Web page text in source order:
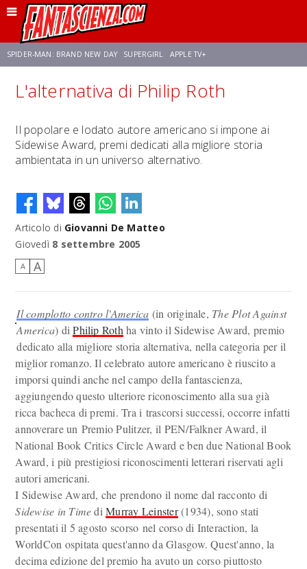
SPIDER-MAN: BRAND NEW DAY SUPERGIRL APPLE TV+
FRANCO RICCIARDIELLO ZENDAYA STAR TREK AVENGERS: DOOMSDAY
NETFLIX SADIE SINK CELIA ROSE GOODING
L'alternativa di Philip Roth
Il popolare e lodato autore americano si impone ai
Sidewise Award, premi dedicati alla migliore storia
ambientata in un universo alternativo.
Articolo di Giovanni De Matteo
Giovedì 8 settembre 2005
A A
Il complotto contro l'America (in originale, The Plot Against
America) diPhilip Roth ha vinto il Sidewise Award, premio
dedicato alla migliore storia alternativa, nella categoria per il
miglior romanzo. Il celebrato autore americano è riuscito a
imporsi quindi anche nel campo della fantascienza,
aggiungendo questo ulteriore riconoscimento alla sua già
ricca bacheca di premi. Tra i trascorsi successi, occorre infatti
annoverare un Premio Pulitzer, il PEN/Falkner Award, il
National Book Critics Circle Award e ben due National Book
Award, i più prestigiosi riconoscimenti letterari riservati agli
autori americani.
I Sidewise Award, che prendono il nome dal racconto di
Sidewise in TimediMurray Leinster(1934), sono stati
presentati il 5 agosto scorso nel corso di Interaction, la
WorldCon ospitata quest'anno da Glasgow. Quest'anno, la
decima edizione del premio ha avuto un corso piuttosto